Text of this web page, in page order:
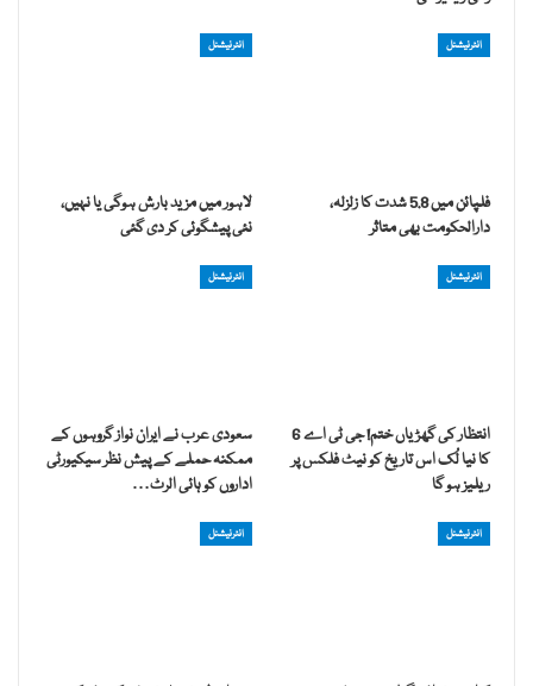
انٹرنیشنل
فلپائن میں 5.8 شدت کا زلزلہ،
دارالحکومت بھی متاثر
انٹرنیشنل
لاہور میں مزید بارش ہوگی یا نہیں،
نئی پیشگوئی کر دی گئی
انٹرنیشنل
انتظار کی گھڑیاں ختم! جی ٹی اے 6
کا نیا لُک اس تاریخ کو نیٹ فلکس پر
ریلیز ہو گا
انٹرنیشنل
سعودی عرب نے ایران نواز گروہوں کے
ممکنہ حملے کے پیش نظر سیکیورٹی
اداروں کو ہائی الرٹ…
انٹرنیشنل انٹرنیشنل